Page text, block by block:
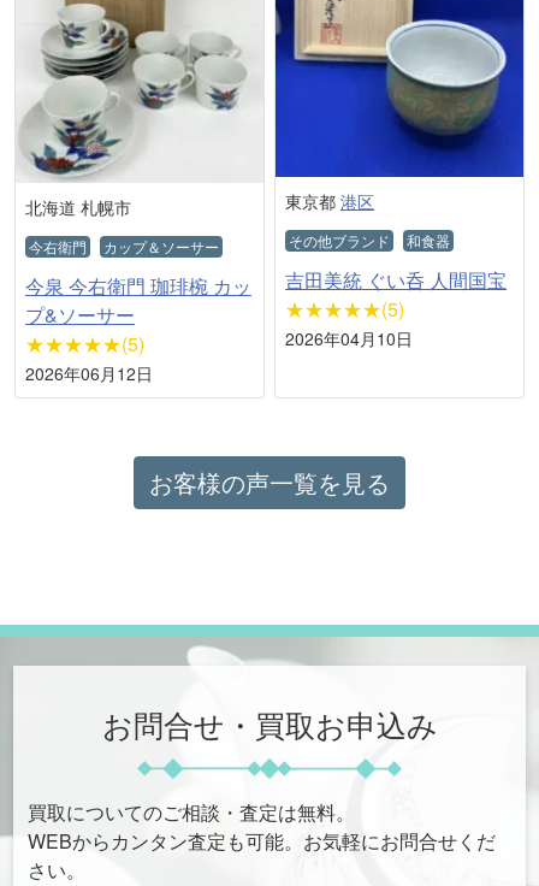
北海道 札幌市
今右衛門 カップ＆ソーサー
今泉 今右衛門 珈琲椀 カッ
プ&ソーサー
★★★★★(5)
2026年06月12日
東京都 港区
その他ブランド 和食器
吉田美統 ぐい呑 人間国宝
★★★★★(5)
2026年04月10日
お客様の声一覧を見る
お問合せ・買取お申込み
買取についてのご相談・査定は無料。
WEBからカンタン査定も可能。お気軽にお問合せくだ
さい。